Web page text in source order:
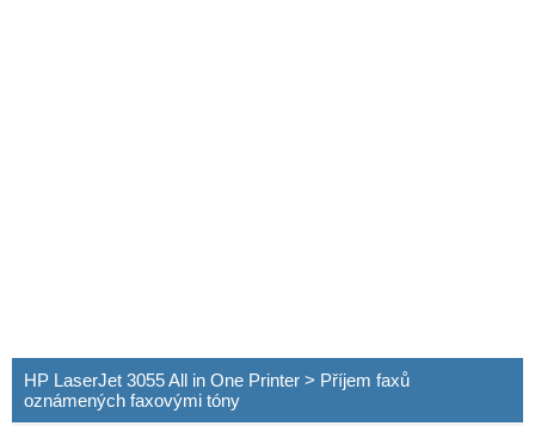
HP LaserJet 3055 All in One Printer > Příjem faxů
oznámených faxovými tóny